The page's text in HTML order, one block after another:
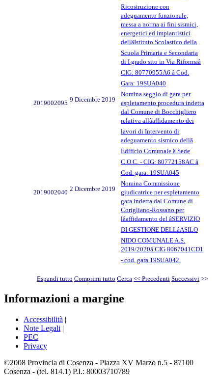
Ricostruzione con
adeguamento funzionale,
messa a norma ai fini sismici,
energetici ed impiantistici
dellâIstituto Scolastico della
Scuola Primaria e Secondaria
di I grado sito in Via Riformaâ
CIG: 80770955A6 â Cod.
Gara: 19SUA040
2019002095 9 Dicembre 2019
Nomina seggio di gara per
espletamento procedura indetta
dal Comune di Bocchigliero
relativa allâaffidamento dei
lavori di Intervento di
adeguamento sismico dellâ
Edificio Comunale â Sede
C.O.C. - CIG: 80772158AC â
Cod. gara: 19SUA045
2019002040 2 Dicembre 2019
Nomina Commissione
giudicatrice per espletamento
gara indetta dal Comune di
Corigliano-Rossano per
lâaffidamento del âSERVIZIO
DI GESTIONE DELLâASILO
NIDO COMUNALE A.S.
2019/2020â CIG 8067041CD1
- cod. gara 19SUA042.
Espandi tutto Comprimi tutto Cerca << Precedenti Successivi >>
Informazioni a margine
Accessibilità |
Note Legali |
PEC |
Privacy
©2008 Provincia di Cosenza - Piazza XV Marzo n.5 - 87100
Cosenza - (tel. 814.1) P.I.: 80003710789